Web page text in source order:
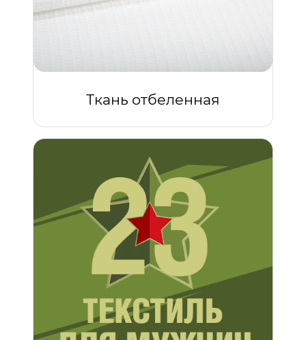
Ткань отбеленная